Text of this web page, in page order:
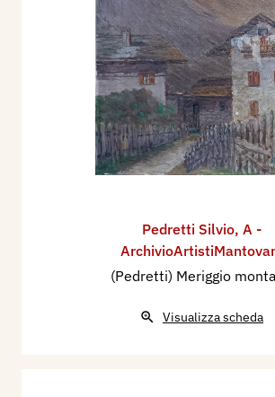
Pedretti Silvio, A -
(Pedretti) Meriggio
Visualizza scheda